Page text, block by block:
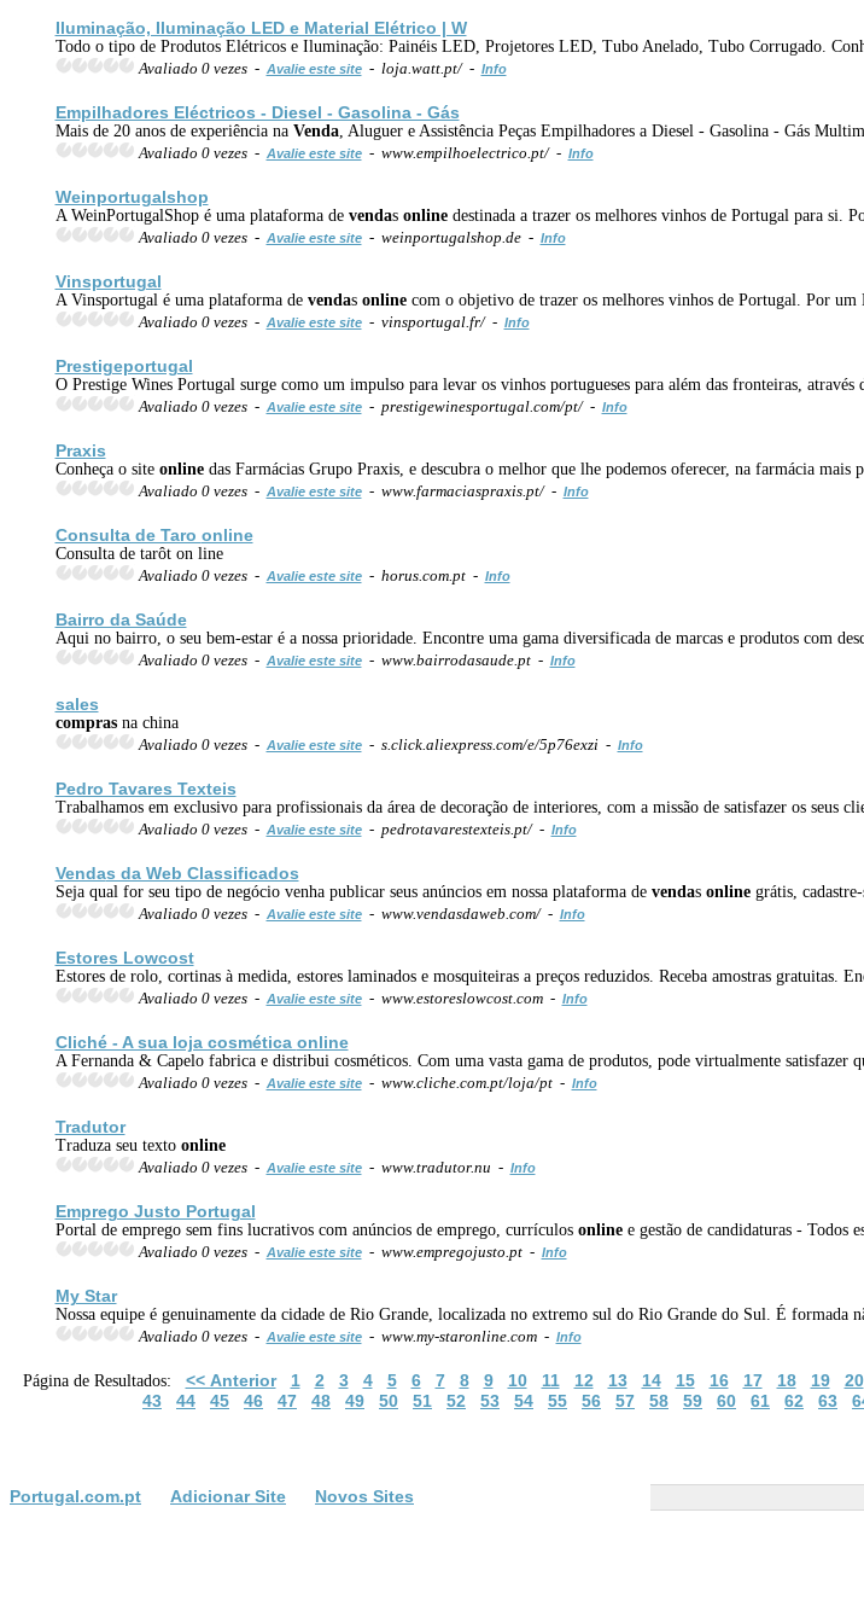
Iluminação, Iluminação LED e Material Elétrico | W
Todo o tipo de Produtos Elétricos e Iluminação: Painéis LED, Projetores LED, Tubo Anelado, Tubo Corrugado.
Avaliado 0 vezes - Avalie este site- loja.watt.pt/ - Info
Empilhadores Eléctricos - Diesel - Gasolina - Gás
Mais de 20 anos de experiência na Venda, Aluguer e Assistência Peças Empilhadores a Diesel - Gasolina - Gás
Avaliado 0 vezes - Avalie este site- www.empilhoelectrico.pt/ - Info
Weinportugalshop
A WeinPortugalShop é uma plataforma de vendas onlinedestinada a trazer os melhores vinhos de Portugal para si.
Avaliado 0 vezes - Avalie este site- weinportugalshop.de - Info
Vinsportugal
A Vinsportugal é uma plataforma de vendas onlinecom o objetivo de trazer os melhores vinhos de Portugal. Por um
Avaliado 0 vezes - Avalie este site- vinsportugal.fr/ - Info
Prestigeportugal
O Prestige Wines Portugal surge como um impulso para levar os vinhos portugueses para além das fronteiras, através
Avaliado 0 vezes - Avalie este site- prestigewinesportugal.com/pt/ - Info
Praxis
Conheça o site onlinedas Farmácias Grupo Praxis, e descubra o melhor que lhe podemos oferecer, na farmácia mais
Avaliado 0 vezes - Avalie este site- www.farmaciaspraxis.pt/ - Info
Consulta de Taro online
Consulta de tarôt on line
Avaliado 0 vezes - Avalie este site- horus.com.pt - Info
Bairro da Saúde
Aqui no bairro, o seu bem-estar é a nossa prioridade. Encontre uma gama diversificada de marcas e produtos com
Avaliado 0 vezes - Avalie este site- www.bairrodasaude.pt - Info
sales
comprasna china
Avaliado 0 vezes - Avalie este site- s.click.aliexpress.com/e/5p76exzi - Info
Pedro Tavares Texteis
Trabalhamos em exclusivo para profissionais da área de decoração de interiores, com a missão de satisfazer os seus
Avaliado 0 vezes - Avalie este site- pedrotavarestexteis.pt/ - Info
Vendas da Web Classificados
Seja qual for seu tipo de negócio venha publicar seus anúncios em nossa plataforma de vendas onlinegrátis, cadastre-
Avaliado 0 vezes - Avalie este site- www.vendasdaweb.com/ - Info
Estores Lowcost
Estores de rolo, cortinas à medida, estores laminados e mosquiteiras a preços reduzidos. Receba amostras gratuitas.
Avaliado 0 vezes - Avalie este site- www.estoreslowcost.com - Info
Cliché - A sua loja cosmética online
A Fernanda & Capelo fabrica e distribui cosméticos. Com uma vasta gama de produtos, pode virtualmente satisfazer
Avaliado 0 vezes - Avalie este site- www.cliche.com.pt/loja/pt - Info
Tradutor
Traduza seu texto online
Avaliado 0 vezes - Avalie este site- www.tradutor.nu - Info
Emprego Justo Portugal
Portal de emprego sem fins lucrativos com anúncios de emprego, currículos onlinee gestão de candidaturas - Todos
Avaliado 0 vezes - Avalie este site- www.empregojusto.pt - Info
My Star
Nossa equipe é genuinamente da cidade de Rio Grande, localizada no extremo sul do Rio Grande do Sul. É formada
Avaliado 0 vezes - Avalie este site- www.my-staronline.com - Info
Página de Resultados: << Anterior 1 2 3 4 5 6 7 8 9 10 11 12 13 14 15 16 17 18 19 20
43
44 45 46 47 48 49 50 51 52 53 54 55 56 57 58 59 60 61 62 63
Portugal.com.pt Adicionar Site Novos Sites